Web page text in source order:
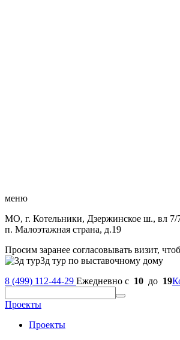
меню
МО, г. Котельники, Дзержинское ш., вл 7/
п. Малоэтажная страна, д.19
Просим заранее согласовывать визит,
3д тур по выставочному дому
8 (499) 112-44-29 Ежедневно с 10 до 19
Проекты
Проекты